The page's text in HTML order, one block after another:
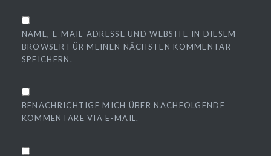
NAME, E-MAIL-ADRESSE UND WEBSITE IN DIESEM
BROWSER FÜR MEINEN NÄCHSTEN KOMMENTAR
SPEICHERN.
BENACHRICHTIGE MICH ÜBER NACHFOLGENDE
KOMMENTARE VIA E-MAIL.